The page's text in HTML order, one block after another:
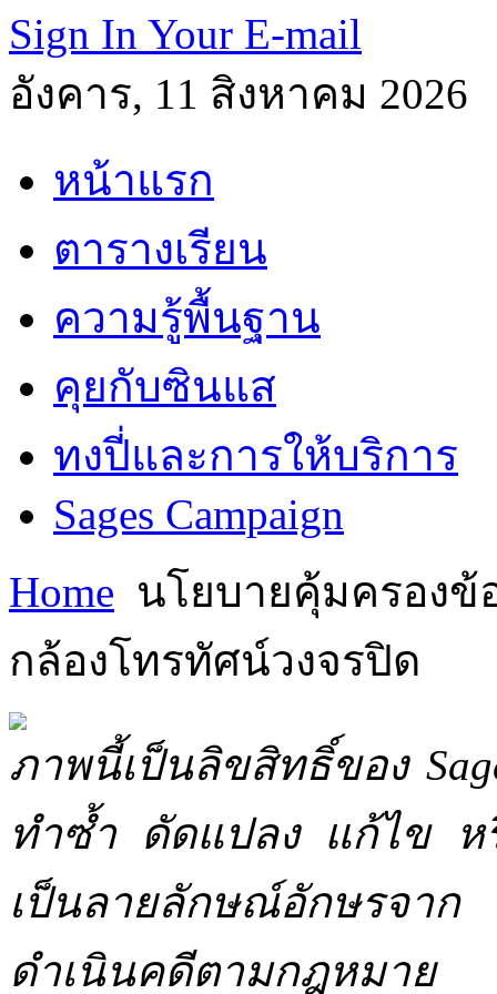
Sign In Your E-mail
อังคาร, 11 สิงหาคม 2026
หน้าแรก
ตารางเรียน
ความรู้พื้นฐาน
คุยกับซินแส
ทงปี่และการให้บริการ
Sages Campaign
Home นโยบายคุ้มครองข้
กล้องโทรทัศน์วงจรปิด
ภาพนี้เป็นลิขสิทธิ์ของ
ทำซ้ำ ดัดแปลง แก้ไข ห
เป็นลายลักษณ์อักษรจาก
ดำเนินคดีตามกฎหมาย